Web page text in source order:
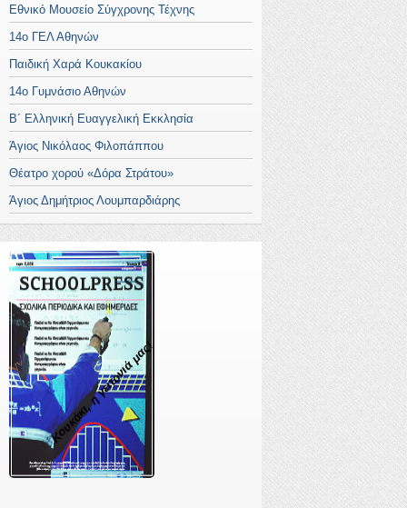
Εθνικό Μουσείο Σύγχρονης Τέχνης
14ο ΓΕΛ Αθηνών
Παιδική Χαρά Κουκακίου
14ο Γυμνάσιο Αθηνών
Β´ Ελληνική Ευαγγελική Εκκλησία
Άγιος Νικόλαος Φιλοπάππου
Θέατρο χορού «Δόρα Στράτου»
Άγιος Δημήτριος Λουμπαρδιάρης
Κουκάκι, η γειτονιά μας!